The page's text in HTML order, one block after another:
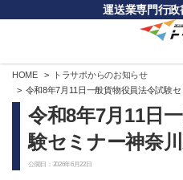
運送業専門行政
HOME
トラサポからのお知らせ
令和8年7月11日一般貨物役員法令試験
令和8年7月11日
験セミナー神奈
公開日：2026年6月22日